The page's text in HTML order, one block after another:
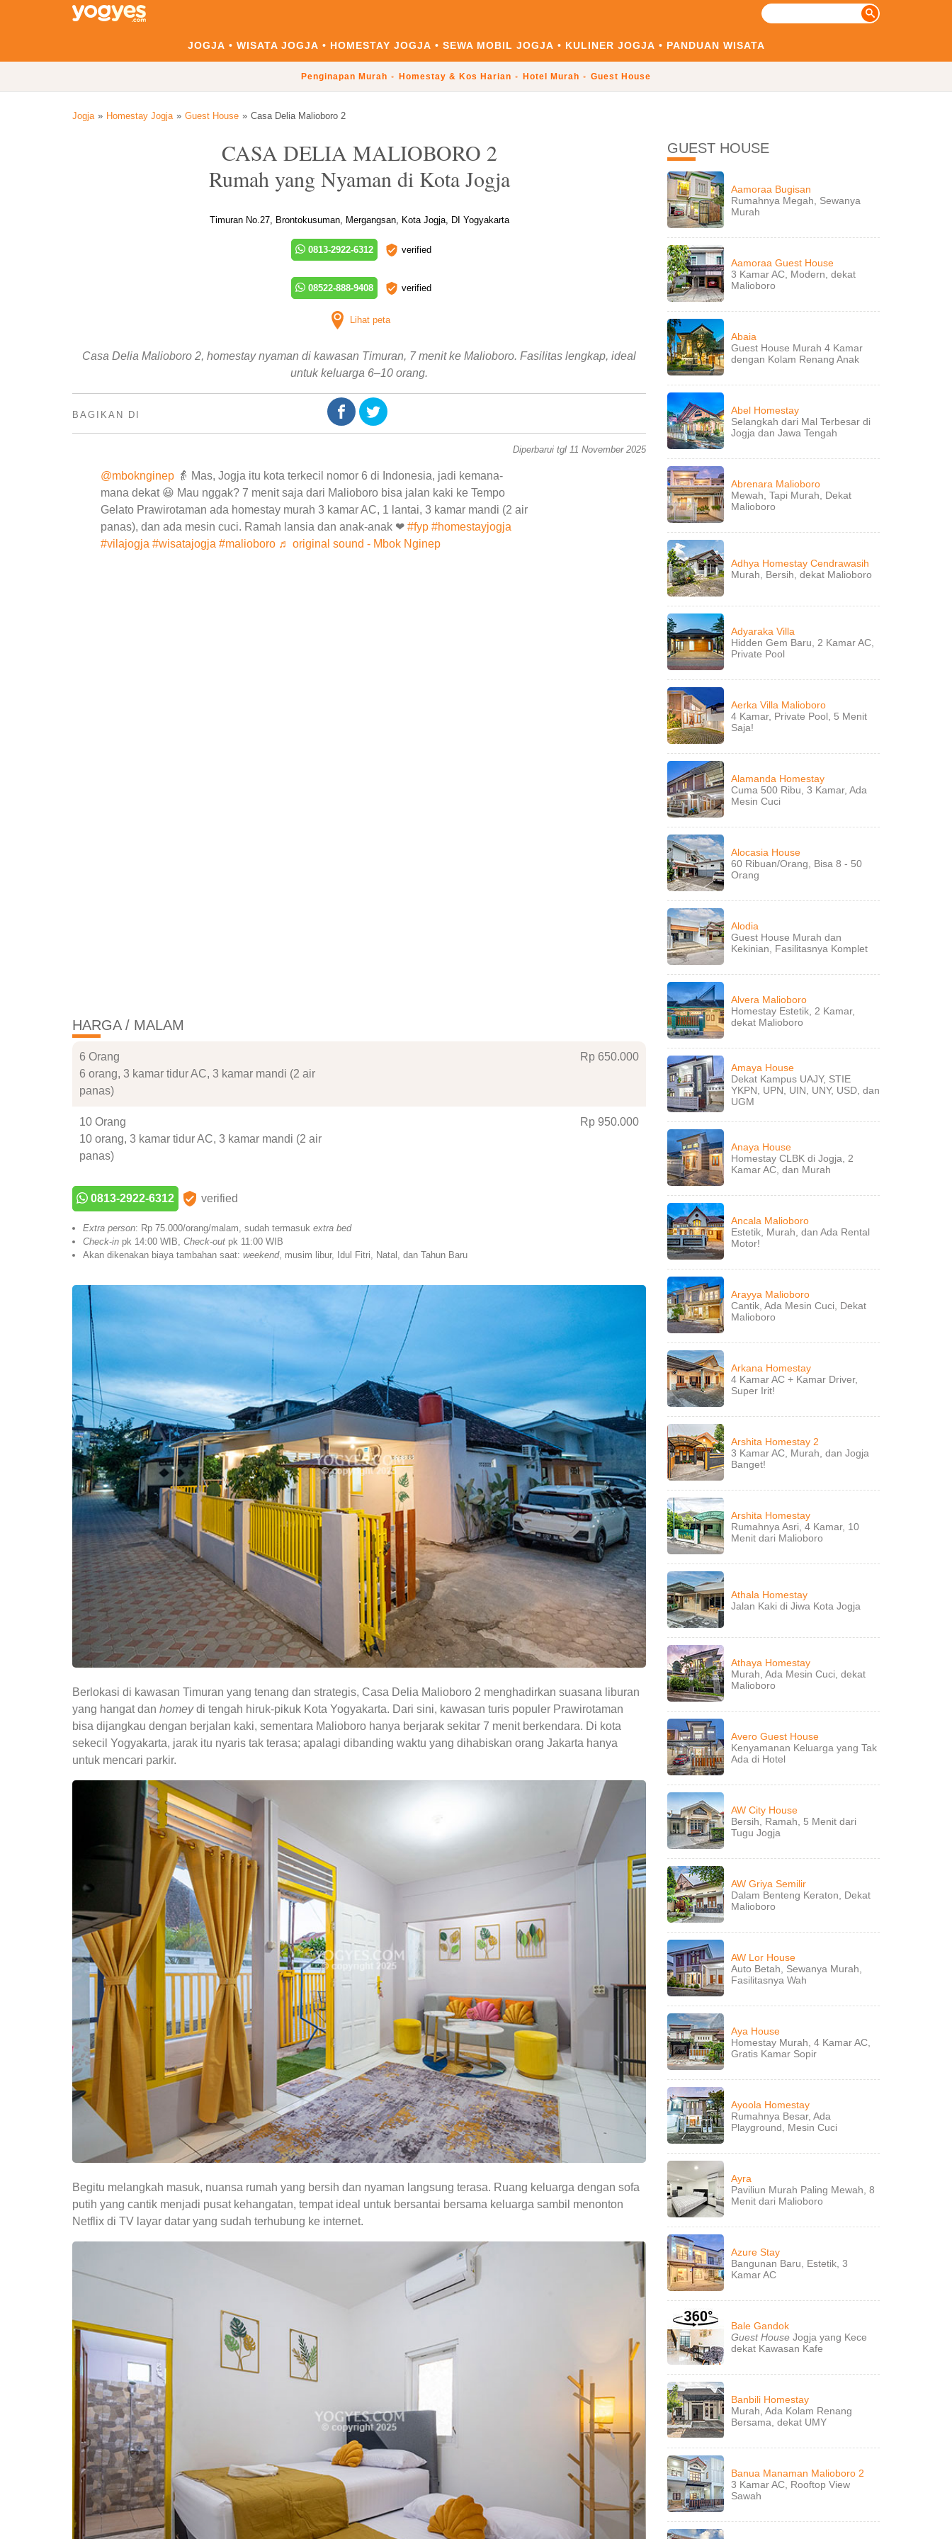
JOGJA WISATA JOGJA HOMESTAY JOGJA SEWA MOBIL JOGJA KULINER JOGJA PANDUAN WISATA
Penginapan Murah Homestay & Kos Harian Hotel Murah Guest House
Jogja Homestay Jogja Guest House Casa Delia Malioboro 2
CASA DELIA MALIOBORO 2
Rumah yang Nyaman di Kota Jogja
Timuran No.27, Brontokusuman, Mergangsan, Kota Jogja, DI Yogyakarta
0813-2922-6312 verified
08522-888-9408 verified
Lihat peta
Casa Delia Malioboro 2, homestay nyaman di kawasan Timuran, 7 menit ke Malioboro. Fasilitas lengkap, ideal
untuk keluarga 6–10 orang.
BAGIKAN DI
Diperbarui tgl 11 November 2025
@mboknginep 👵 Mas, Jogja itu kota terkecil nomor 6 di Indonesia, jadi kemana-
mana dekat 😃 Mau nggak? 7 menit saja dari Malioboro bisa jalan kaki ke Tempo
Gelato Prawirotaman ada homestay murah 3 kamar AC, 1 lantai, 3 kamar mandi (2 air
panas), dan ada mesin cuci. Ramah lansia dan anak-anak ❤ #fyp #homestayjogja
#vilajogja #wisatajogja #malioboro ♬ original sound - Mbok Nginep
HARGA / MALAM
6 Orang
6 orang, 3 kamar tidur AC, 3 kamar mandi (2 air
panas)
Rp 650.000
10 Orang
10 orang, 3 kamar tidur AC, 3 kamar mandi (2 air
panas)
Rp 950.000
0813-2922-6312 verified
Extra person: Rp 75.000/orang/malam, sudah termasuk extra bed
Check-in pk 14:00 WIB, Check-out pk 11:00 WIB
Akan dikenakan biaya tambahan saat: weekend, musim libur, Idul Fitri, Natal, dan Tahun Baru
Berlokasi di kawasan Timuran yang tenang dan strategis, Casa Delia Malioboro 2 menghadirkan suasana liburan
yang hangat dan homeydi tengah hiruk-pikuk Kota Yogyakarta. Dari sini, kawasan turis populer Prawirotaman
bisa dijangkau dengan berjalan kaki, sementara Malioboro hanya berjarak sekitar 7 menit berkendara. Di kota
sekecil Yogyakarta, jarak itu nyaris tak terasa; apalagi dibanding waktu yang dihabiskan orang Jakarta hanya
untuk mencari parkir.
Begitu melangkah masuk, nuansa rumah yang bersih dan nyaman langsung terasa. Ruang keluarga dengan sofa
putih yang cantik menjadi pusat kehangatan, tempat ideal untuk bersantai bersama keluarga sambil menonton
Netflix di TV layar datar yang sudah terhubung ke internet.
GUEST HOUSE
Aamoraa Bugisan
Rumahnya Megah, Sewanya
Murah
Aamoraa Guest House
3 Kamar AC, Modern, dekat
Malioboro
Abaia
Guest House Murah 4 Kamar
dengan Kolam Renang Anak
Abel Homestay
Selangkah dari Mal Terbesar di
Jogja dan Jawa Tengah
Abrenara Malioboro
Mewah, Tapi Murah, Dekat
Malioboro
Adhya Homestay Cendrawasih
Murah, Bersih, dekat Malioboro
Adyaraka Villa
Hidden Gem Baru, 2 Kamar AC,
Private Pool
Aerka Villa Malioboro
4 Kamar, Private Pool, 5 Menit
Saja!
Alamanda Homestay
Cuma 500 Ribu, 3 Kamar, Ada
Mesin Cuci
Alocasia House
60 Ribuan/Orang, Bisa 8 - 50
Orang
Alodia
Guest House Murah dan
Kekinian, Fasilitasnya Komplet
Alvera Malioboro
Homestay Estetik, 2 Kamar,
dekat Malioboro
Amaya House
Dekat Kampus UAJY, STIE
YKPN, UPN, UIN, UNY, USD, dan
UGM
Anaya House
Homestay CLBK di Jogja, 2
Kamar AC, dan Murah
Ancala Malioboro
Estetik, Murah, dan Ada Rental
Motor!
Arayya Malioboro
Cantik, Ada Mesin Cuci, Dekat
Malioboro
Arkana Homestay
4 Kamar AC + Kamar Driver,
Super Irit!
Arshita Homestay 2
3 Kamar AC, Murah, dan Jogja
Banget!
Arshita Homestay
Rumahnya Asri, 4 Kamar, 10
Menit dari Malioboro
Athala Homestay
Jalan Kaki di Jiwa Kota Jogja
Athaya Homestay
Murah, Ada Mesin Cuci, dekat
Malioboro
Avero Guest House
Kenyamanan Keluarga yang Tak
Ada di Hotel
AW City House
Bersih, Ramah, 5 Menit dari
Tugu Jogja
AW Griya Semilir
Dalam Benteng Keraton, Dekat
Malioboro
AW Lor House
Auto Betah, Sewanya Murah,
Fasilitasnya Wah
Aya House
Homestay Murah, 4 Kamar AC,
Gratis Kamar Sopir
Ayoola Homestay
Rumahnya Besar, Ada
Playground, Mesin Cuci
Ayra
Paviliun Murah Paling Mewah, 8
Menit dari Malioboro
Azure Stay
Bangunan Baru, Estetik, 3
Kamar AC
Bale Gandok
Guest House Jogja yang Kece
dekat Kawasan Kafe
Banbili Homestay
Murah, Ada Kolam Renang
Bersama, dekat UMY
Banua Manaman Malioboro 2
3 Kamar AC, Rooftop View
Sawah